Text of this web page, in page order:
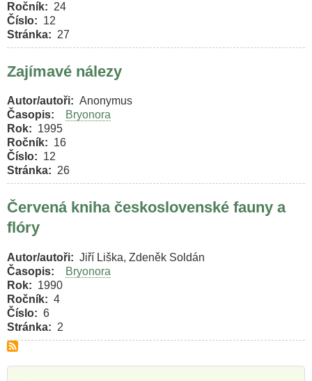
Ročník
24
Číslo
12
Stránka
27
Zajímavé nálezy
Autor/autoři
Anonymus
Časopis
Bryonora
Rok
1995
Ročník
16
Číslo
12
Stránka
26
Červená kniha československé fauny a
flóry
Autor/autoři
Jiří Liška, Zdeněk Soldán
Časopis
Bryonora
Rok
1990
Ročník
4
Číslo
6
Stránka
2